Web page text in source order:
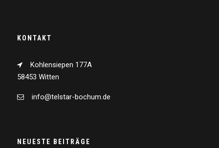
KONTAKT
Kohlensiepen 177A
58453 Witten
info@telstar-bochum.de
NEUESTE BEITRÄGE